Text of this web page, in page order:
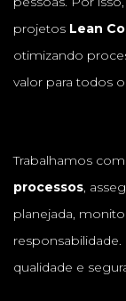
projetos Lean
otimizando
valor para todos
Trabalhamos com
processos,
planejada,
responsabilidade.
qualidade e